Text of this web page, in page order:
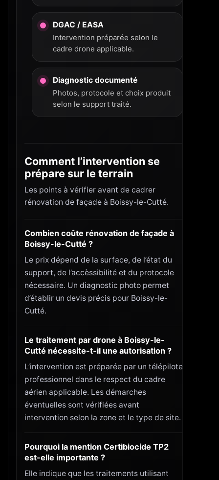
DGAC / EASA
Intervention préparée selon le
cadre drone applicable.
Diagnostic documenté
Photos, protocole et choix produit
selon le support traité.
Comment l’intervention se
prépare sur le terrain
Les points à vérifier avant de cadrer
rénovation de façade à Boissy-le-Cutté.
Combien coûte rénovation de façade à
Boissy-le-Cutté ?
Le prix dépend de la surface, de l’état du
support, de l’accèssibilité et du protocole
nécessaire. Un diagnostic photo permet
d’établir un devis précis pour Boissy-le-
Cutté.
Le traitement par drone à Boissy-le-
Cutté nécessite-t-il une autorisation ?
L’intervention est préparée par un télépilote
professionnel dans le respect du cadre
aérien applicable. Les démarches
éventuelles sont vérifiées avant
intervention selon la zone et le type de site.
Pourquoi la mention Certibiocide TP2
est-elle importante ?
Elle indique que les traitements utilisant